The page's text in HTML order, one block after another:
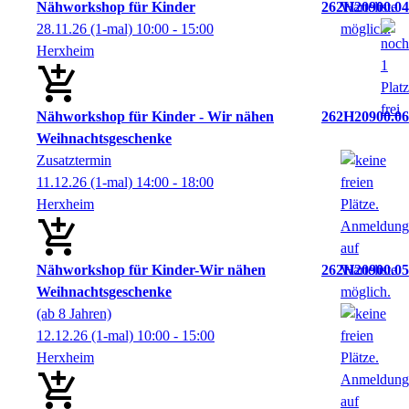
Nähworkshop für Kinder
262H20900.04
28.11.26 (1-mal) 10:00 - 15:00
Herxheim
Nähworkshop für Kinder - Wir nähen
Weihnachtsgeschenke
262H20900.06
Zusatztermin
11.12.26 (1-mal) 14:00 - 18:00
Herxheim
Nähworkshop für Kinder-Wir nähen
Weihnachtsgeschenke
262H20900.05
(ab 8 Jahren)
12.12.26 (1-mal) 10:00 - 15:00
Herxheim